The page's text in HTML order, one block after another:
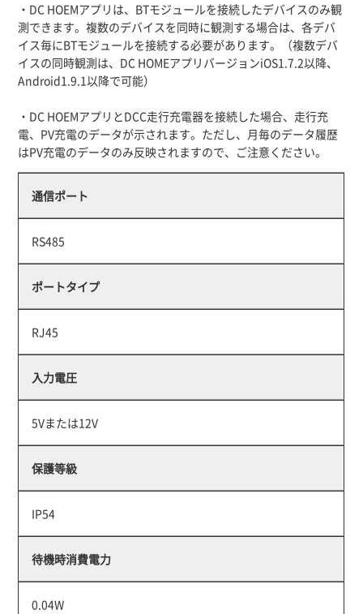
・DC HOEMアプリは、BTモジュールを接続したデバイスのみ観
測できます。複数のデバイスを同時に観測する場合は、各デバ
イス毎にBTモジュールを接続する必要があります。（複数デバ
イスの同時観測は、DC HOMEアプリバージョンiOS1.7.2以降、
Android1.9.1以降で可能）
・DC HOEMアプリとDCC走行充電器を接続した場合、走行充
電、PV充電のデータが示されます。ただし、月毎のデータ履歴
はPV充電のデータのみ反映されますので、ご注意ください。
通信ポート
RS485
ポートタイプ
RJ45
入力電圧
5Vまたは12V
保護等級
IP54
待機時消費電力
0.04W